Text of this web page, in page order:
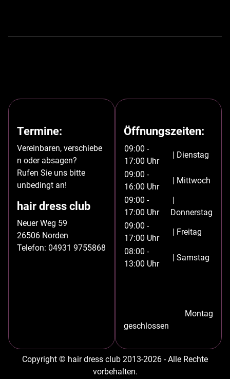
Termine:
Vereinbaren, verschiebe
n oder absagen?
Rufen Sie uns bitte
unbedingt an!
hair dress club
Neuer Weg 59
26506 Norden
Telefon: 04931 9755868
Öffnungszeiten:
09:00 -
17:00 Uhr
| Dienstag
09:00 -
16:00 Uhr
| Mittwoch
09:00 -
17:00 Uhr
|
Donnerstag
09:00 -
17:00 Uhr
| Freitag
08:00 -
13:00 Uhr
| Samstag
Montag
geschlossen
Copyright © hair dress club 2013-2026 - Alle Rechte
vorbehalten.